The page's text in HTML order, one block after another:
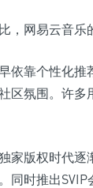
，网易云音乐
依靠个性化
区氛围。许
家版权时代
同时推出